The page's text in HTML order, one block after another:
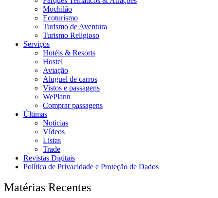
Mochilão
Ecoturismo
Turismo de Aventura
Turismo Religioso
Serviços
Hotéis & Resorts
Hostel
Aviação
Aluguel de carros
Vistos e passagens
WePlann
Comprar passagens
Últimas
Notícias
Vídeos
Listas
Trade
Revistas Digitais
Política de Privacidade e Proteção de Dados
Matérias Recentes